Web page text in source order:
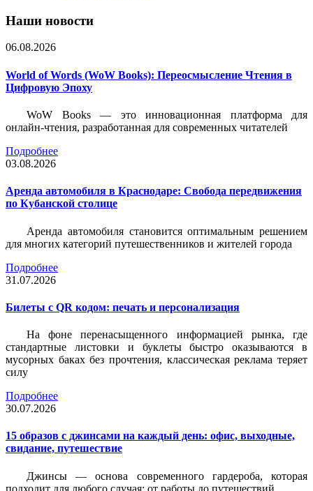
Наши новости
06.08.2026
World of Words (WoW Books): Переосмысление Чтения в
Цифровую Эпоху
WoW Books — это инновационная платформа для
онлайн-чтения, разработанная для современных читателей
Подробнее
03.08.2026
Аренда автомобиля в Краснодаре: Свобода передвижения
по Кубанской столице
Аренда автомобиля становится оптимальным решением
для многих категорий путешественников и жителей города
Подробнее
31.07.2026
Билеты c QR кодом: печать и персонализация
На фоне перенасыщенного информацией рынка, где
стандартные листовки и буклеты быстро оказываются в
мусорных баках без прочтения, классическая реклама теряет
силу
Подробнее
30.07.2026
15 образов с джинсами на каждый день: офис, выходные,
свидание, путешествие
Джинсы — основа современного гардероба, которая
подходит для любого случая: от работы до путешествий